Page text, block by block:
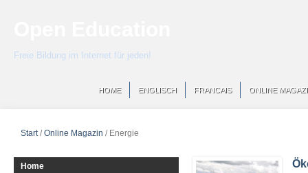
Freie Bildung im Internet für jeden!
HOME ENGLISCH FRANCAIS ONLINE
Start/Online Magazin / Energie
Home